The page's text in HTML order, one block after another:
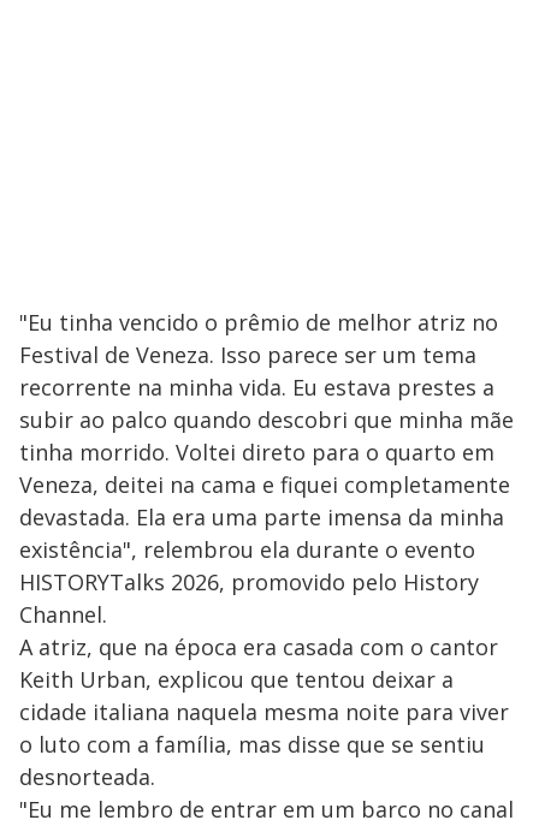
"Eu tinha vencido o prêmio de melhor atriz no
Festival de Veneza. Isso parece ser um tema
recorrente na minha vida. Eu estava prestes a
subir ao palco quando descobri que minha mãe
tinha morrido. Voltei direto para o quarto em
Veneza, deitei na cama e fiquei completamente
devastada. Ela era uma parte imensa da minha
existência", relembrou ela durante o evento
HISTORYTalks 2026, promovido pelo History
Channel.
A atriz, que na época era casada com o cantor
Keith Urban, explicou que tentou deixar a
cidade italiana naquela mesma noite para viver
o luto com a família, mas disse que se sentiu
desnorteada.
"Eu me lembro de entrar em um barco no canal